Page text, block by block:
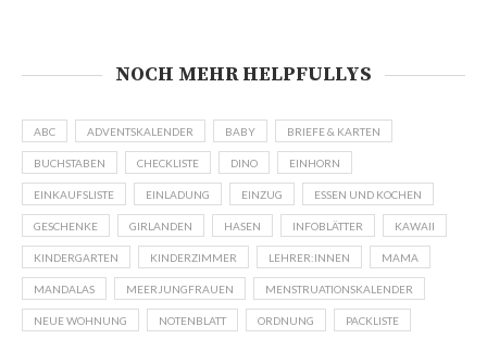
NOCH MEHR HELPFULLYS
ABC ADVENTSKALENDER BABY BRIEFE & KARTEN
BUCHSTABEN CHECKLISTE DINO EINHORN
EINKAUFSLISTE EINLADUNG EINZUG ESSEN UND KOCHEN
GESCHENKE GIRLANDEN HASEN INFOBLÄTTER KAWAII
KINDERGARTEN KINDERZIMMER LEHRER:INNEN MAMA
MANDALAS MEERJUNGFRAUEN MENSTRUATIONSKALENDER
NEUE WOHNUNG NOTENBLATT ORDNUNG PACKLISTE